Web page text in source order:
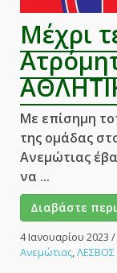
Μέχρι
Με επίσημη
της ομάδας
Ανεμώτιας
να ...
Διαβάστε
4 Ιανουαρίου 2023 /
Ανεμώτιας,ΛΕΣΒΟΣ